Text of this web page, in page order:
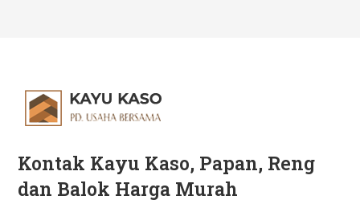
Kontak Kayu Kaso, Papan, Reng
dan Balok Harga Murah